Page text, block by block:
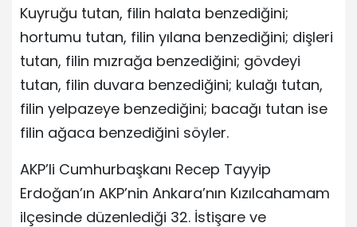
Kuyruğu tutan, filin halata benzediğini;
hortumu tutan, filin yılana benzediğini; dişleri
tutan, filin mızrağa benzediğini; gövdeyi
tutan, filin duvara benzediğini; kulağı tutan,
filin yelpazeye benzediğini; bacağı tutan ise
filin ağaca benzediğini söyler.
AKP’li Cumhurbaşkanı Recep Tayyip
Erdoğan’ın AKP’nin Ankara’nın Kızılcahamam
ilçesinde düzenlediği 32. İstişare ve